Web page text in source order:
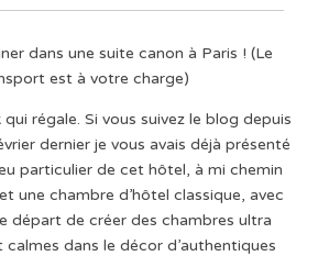
dans une suite canon à Paris ! (Le
est à votre charge)
qui régale. Si vous suivez le blog depuis
dernier je vous avais déjà présenté
particulier de cet hôtel, à mi chemin
une chambre d’hôtel classique, avec
départ de créer des chambres ultra
dans le décor d’authentiques